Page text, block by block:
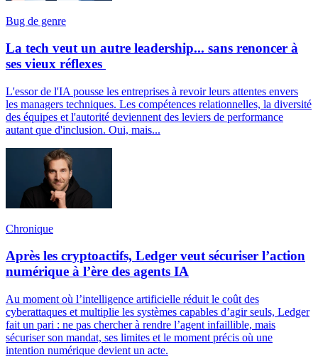
Bug de genre
La tech veut un autre leadership... sans renoncer à
ses vieux réflexes
L'essor de l'IA pousse les entreprises à revoir leurs attentes envers
les managers techniques. Les compétences relationnelles, la diversité
des équipes et l'autorité deviennent des leviers de performance
autant que d'inclusion. Oui, mais...
Chronique
Après les cryptoactifs, Ledger veut sécuriser l’action
numérique à l’ère des agents IA
Au moment où l’intelligence artificielle réduit le coût des
cyberattaques et multiplie les systèmes capables d’agir seuls, Ledger
fait un pari : ne pas chercher à rendre l’agent infaillible, mais
sécuriser son mandat, ses limites et le moment précis où une
intention numérique devient un acte.